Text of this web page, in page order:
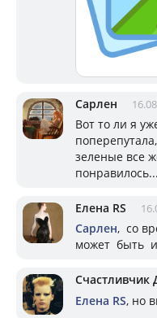
Сарлен
Вот то ли я
зеленые все
Елена RS
Сарлен, со
может быть
Счастливчик
Елена RS, но